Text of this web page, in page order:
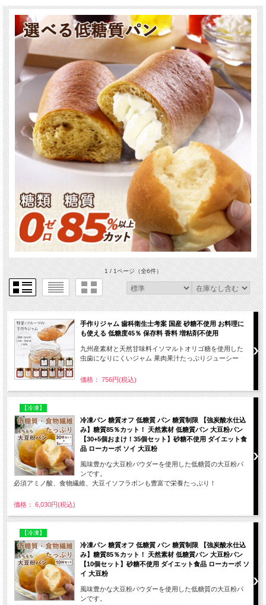
1 / 1ページ（全6件）
手作りジャム 歯科衛生士考案 国産 砂糖不使用 お料理に
も使える 低糖度45％ 保存料 香料 増粘剤不使用
九州産素材と天然甘味料イソマルトオリゴ糖を使用した
虫歯になりにくいジャム 果肉果汁たっぷりジューシー
価格： 756円(税込)
【冷凍】
冷凍パン 糖質オフ 低糖質 パン 糖質制限 【強炭酸水仕込
み】糖質85％カット！ 天然素材 低糖質パン 大豆粉パン
【30+5個おまけ！35個セット】砂糖不使用 ダイエット食
品 ローカーボ ソイ 大豆粉
風味豊かな大豆粉パウダーを使用した低糖質の大豆粉パ
ンです。
必須アミノ酸、食物繊維、大豆イソフラボンも豊富で栄養たっぷり！
価格： 6,030円(税込)
【冷凍】
冷凍パン 糖質オフ 低糖質 パン 糖質制限 【強炭酸水仕込
み】糖質85％カット！ 天然素材 低糖質パン 大豆粉パン
【10個セット】砂糖不使用 ダイエット食品 ローカーボ ソ
イ 大豆粉
風味豊かな大豆粉パウダーを使用した低糖質の大豆粉パ
ンです。